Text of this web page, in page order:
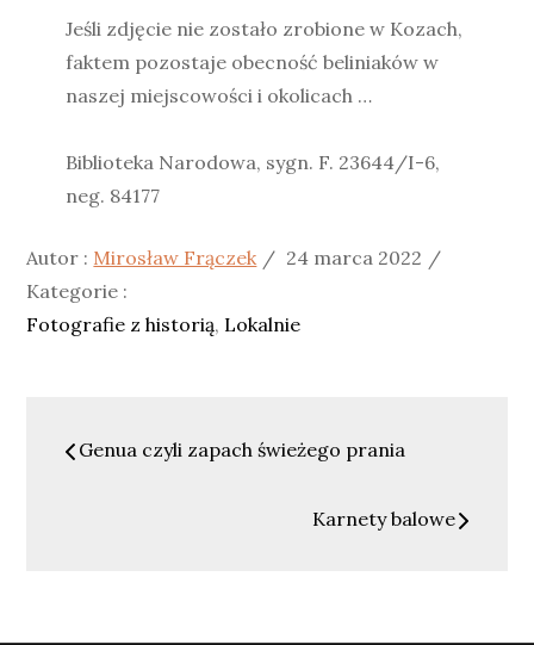
Jeśli zdjęcie nie zostało zrobione w Kozach,
faktem pozostaje obecność beliniaków w
naszej miejscowości i okolicach …
Biblioteka Narodowa, sygn. F. 23644/I-6,
neg. 84177
Autor : Mirosław Frączek
Posted
24 marca 2022
Kategorie :
Fotografie z historią Lokalnie
Nawigacja
Genua czyli zapach świeżego prania
Karnety balowe